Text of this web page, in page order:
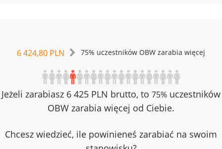
6 424,80 PLN 75% uczestników OBW zarabia więcej
Jeżeli zarabiasz 6 425 PLN brutto, to 75% uczestników
OBW zarabia więcej od Ciebie.
Chcesz wiedzieć, ile powinieneś zarabiać na swoim